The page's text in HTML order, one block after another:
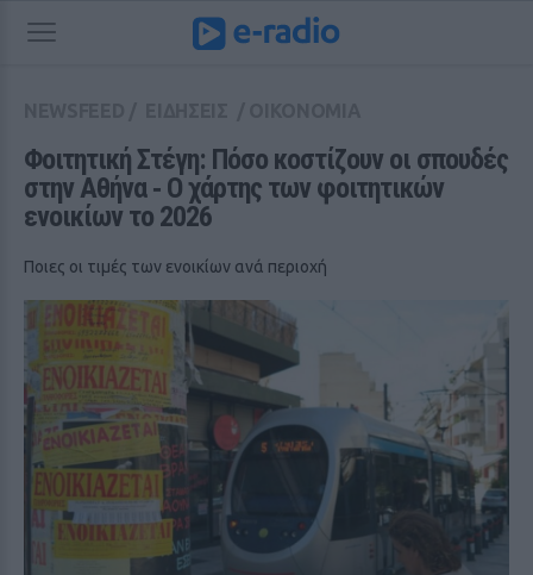
Φοιτητική Στέγη: Πόσο κοστίζουν οι σπουδές
στην Αθήνα ‑ Ο χάρτης των φοιτητικών
ενοικίων το 2026
Ποιες οι τιμές των ενοικίων ανά περιοχή